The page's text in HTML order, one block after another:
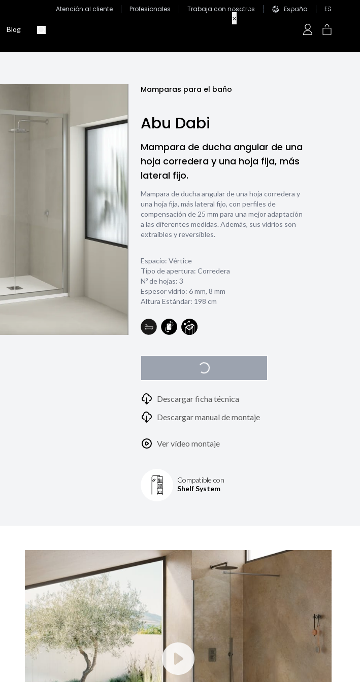
Atención al cliente Profesionales Trabaja con nosotros España ES
Blog
Mamparas para el baño
Abu Dabi
Mampara de ducha angular de una
hoja corredera y una hoja fija, más
lateral fijo.
Mampara de ducha angular de una hoja corredera y
una hoja fija, más lateral fijo, con perfiles de
compensación de 25 mm para una mejor adaptación
a las diferentes medidas. Además, sus vidrios son
extraíbles y reversibles.
Espacio: Vértice
Tipo de apertura: Corredera
Nº de hojas: 3
Espesor vidrio: 6 mm, 8 mm
Altura Estándar: 198 cm
Descargar ficha técnica
Descargar manual de montaje
Ver vídeo montaje
Compatible con
Shelf System